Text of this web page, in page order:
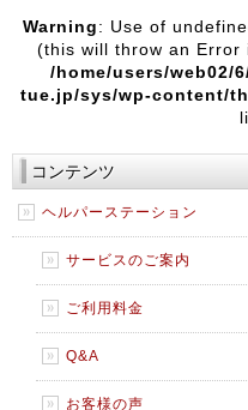
Warning: Use of
(this will throw an Error
/home/users/web02/
tue.jp/sys/wp-content/
コンテンツ
ヘルパーステーション
サービスのご案内
ご利用料金
Q&A
お客様の声